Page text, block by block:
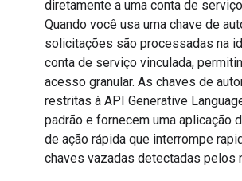
diretamente a uma conta de
Quando você usa uma chave de
solicitações são processadas na
conta de serviço vinculada,
acesso granular. As chaves de
restritas à API Generative
padrão e fornecem uma aplicação
de ação rápida que interrompe
chaves vazadas detectadas pelos